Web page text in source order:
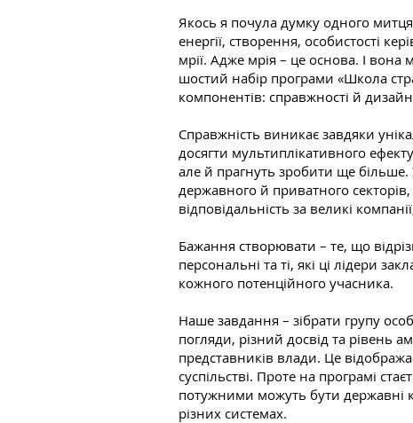
Якось я почула думку одного
енергії, створення, особистості
мрії. Адже мрія – це основа. І
шостий набір програми «Школа
компонентів: справжності й
Справжність виникає завдяки
досягти мультиплікативного
але й прагнуть зробити ще більше.
державного й приватного
відповідальність за великі
Бажання створювати – те, що
персональні та ті, які ці лідери
кожного потенційного учасника.
Наше завдання – зібрати групу
погляди, різний досвід та рівень
представників влади. Це
суспільстві. Проте на програмі
потужними можуть бути державні
різних системах.